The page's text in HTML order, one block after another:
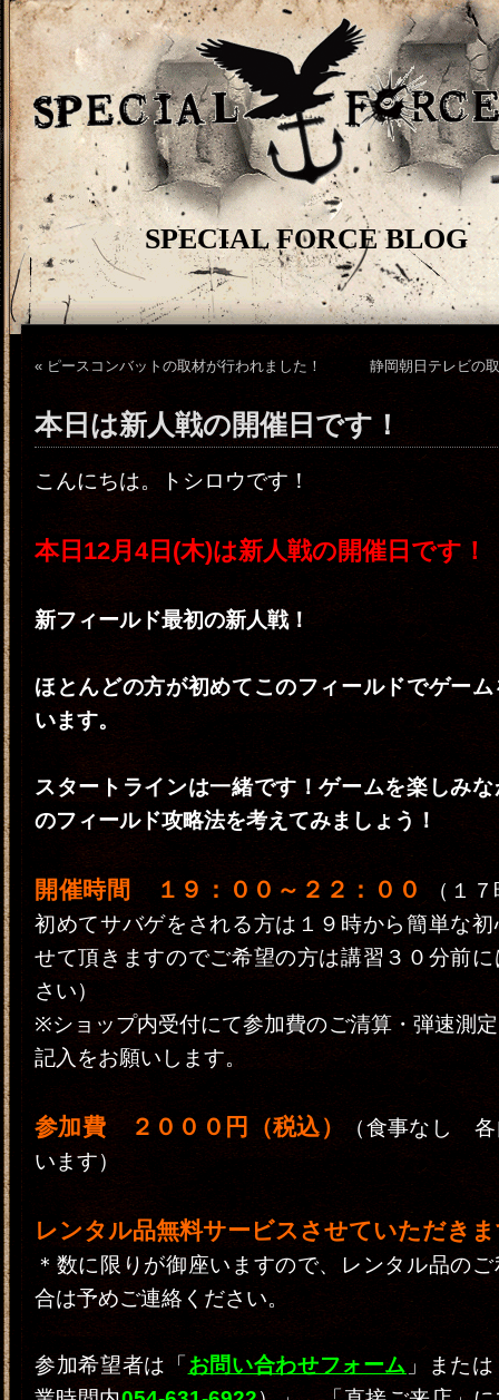
SPECIAL FORCE BLOG
« ピースコンバットの取材が行われました！ 静岡朝日テレビの
本日は新人戦の開催日です！
こんにちは。トシロウです！
本日12月4日(木)は新人戦の開催日です！
新フィールド最初の新人戦！
ほとんどの方が初めてこのフィールドでゲー
います。
スタートラインは一緒です！ゲームを楽しみ
のフィールド攻略法を考えてみましょう！
開催時間 １９：００～２２：００
（１
初めてサバゲをされる方は１９時から簡単な
せて頂きますのでご希望の方は講習３０分前
さい）
※ショップ内受付にて参加費のご清算・弾速測
記入をお願いします。
参加費 ２０００円（税込）
（食事なし 各
います）
レンタル品無料サービスさせていただき
＊数に限りが御座いますので、レンタル品の
合は予めご連絡ください。
参加希望者は「 お問い合わせフォーム 」また